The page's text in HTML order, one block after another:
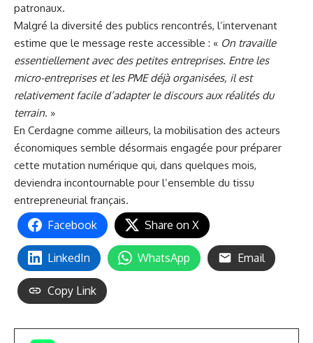
patronaux.
Malgré la diversité des publics rencontrés, l’intervenant
estime que le message reste accessible : « On travaille
essentiellement avec des petites entreprises. Entre les
micro-entreprises et les PME déjà organisées, il est
relativement facile d’adapter le discours aux réalités du
terrain. »
En Cerdagne comme ailleurs, la mobilisation des acteurs
économiques semble désormais engagée pour préparer
cette mutation numérique qui, dans quelques mois,
deviendra incontournable pour l’ensemble du tissu
entrepreneurial français.
Facebook Share on X
LinkedIn WhatsApp Email
Copy Link